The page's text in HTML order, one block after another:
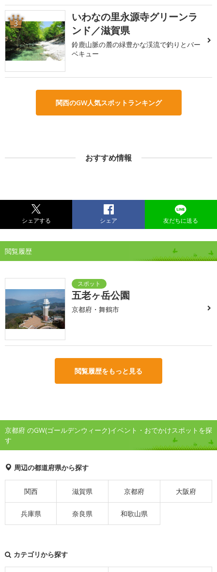
3
いわなの里永源寺グリーンラ
ンド／滋賀県
鈴鹿山脈の麓の緑豊かな渓流で釣りとバー
ベキュー
関西のGW人気スポットランキング
おすすめ情報
シェアする シェア 友だちに送る
閲覧履歴
五老ヶ岳公園
京都府・舞鶴市
閲覧履歴をもっと見る
京都府 のGW(ゴールデンウィーク)イベント・おでかけスポットを探
す
周辺の都道府県から探す
関西 滋賀県 京都府 大阪府
兵庫県 奈良県 和歌山県
カテゴリから探す